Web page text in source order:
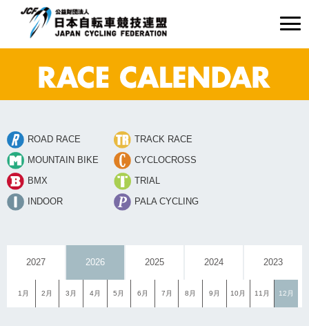
ROAD RACE
TRACK RACE
MOUNTAIN BIKE
CYCLOCROSS
BMX
TRIAL
INDOOR
PALA CYCLING
2027 2026 2025 2024 2023
1月 2月 3月 4月 5月 6月 7月 8月 9月 10月 11月 12月